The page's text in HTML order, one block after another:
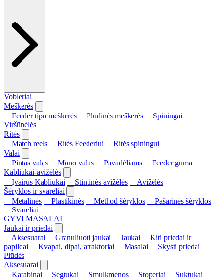
Vobleriai
Meškerės
Feeder tipo meškerės
Plūdinės meškerės
Spiningai
Viršūnėlės
Ritės
Match reels
Ritės Feederiui
Ritės spiningui
Valai
Pintas valas
Mono valas Pavadėliams
Feeder guma
Kabliukai-avižėlės
Įvairūs Kabliukai
Stintinės avižėlės
Avižėlės
Šėryklos ir svareliai
Metalinės
Plastikinės Method šėryklos
Pašarinės šėryklos
Svareliai
GYVI MASALAI
Jaukai ir priedai
Aksesuarai
Granuliuoti jaukai Jaukai
Kiti priedai ir
papildai
Kvapai, dipai, atraktoriai Masalai
Skysti priedai
Plūdės
Aksesuarai
Karabinai
Segtukai Smulkmenos Stoperiai
Suktukai